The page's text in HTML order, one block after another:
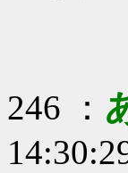
246 ：